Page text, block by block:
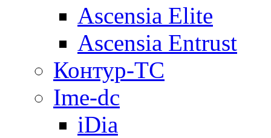
Ascensia Elite
Ascensia Entrust
Контур-ТС
Ime-dc
iDia